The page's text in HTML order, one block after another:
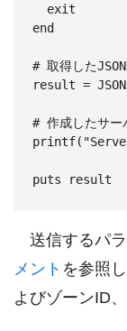
  exit
end
# 取得した
result =
# 作成したサー
送信するパ
メント を参照
よびゾーンID